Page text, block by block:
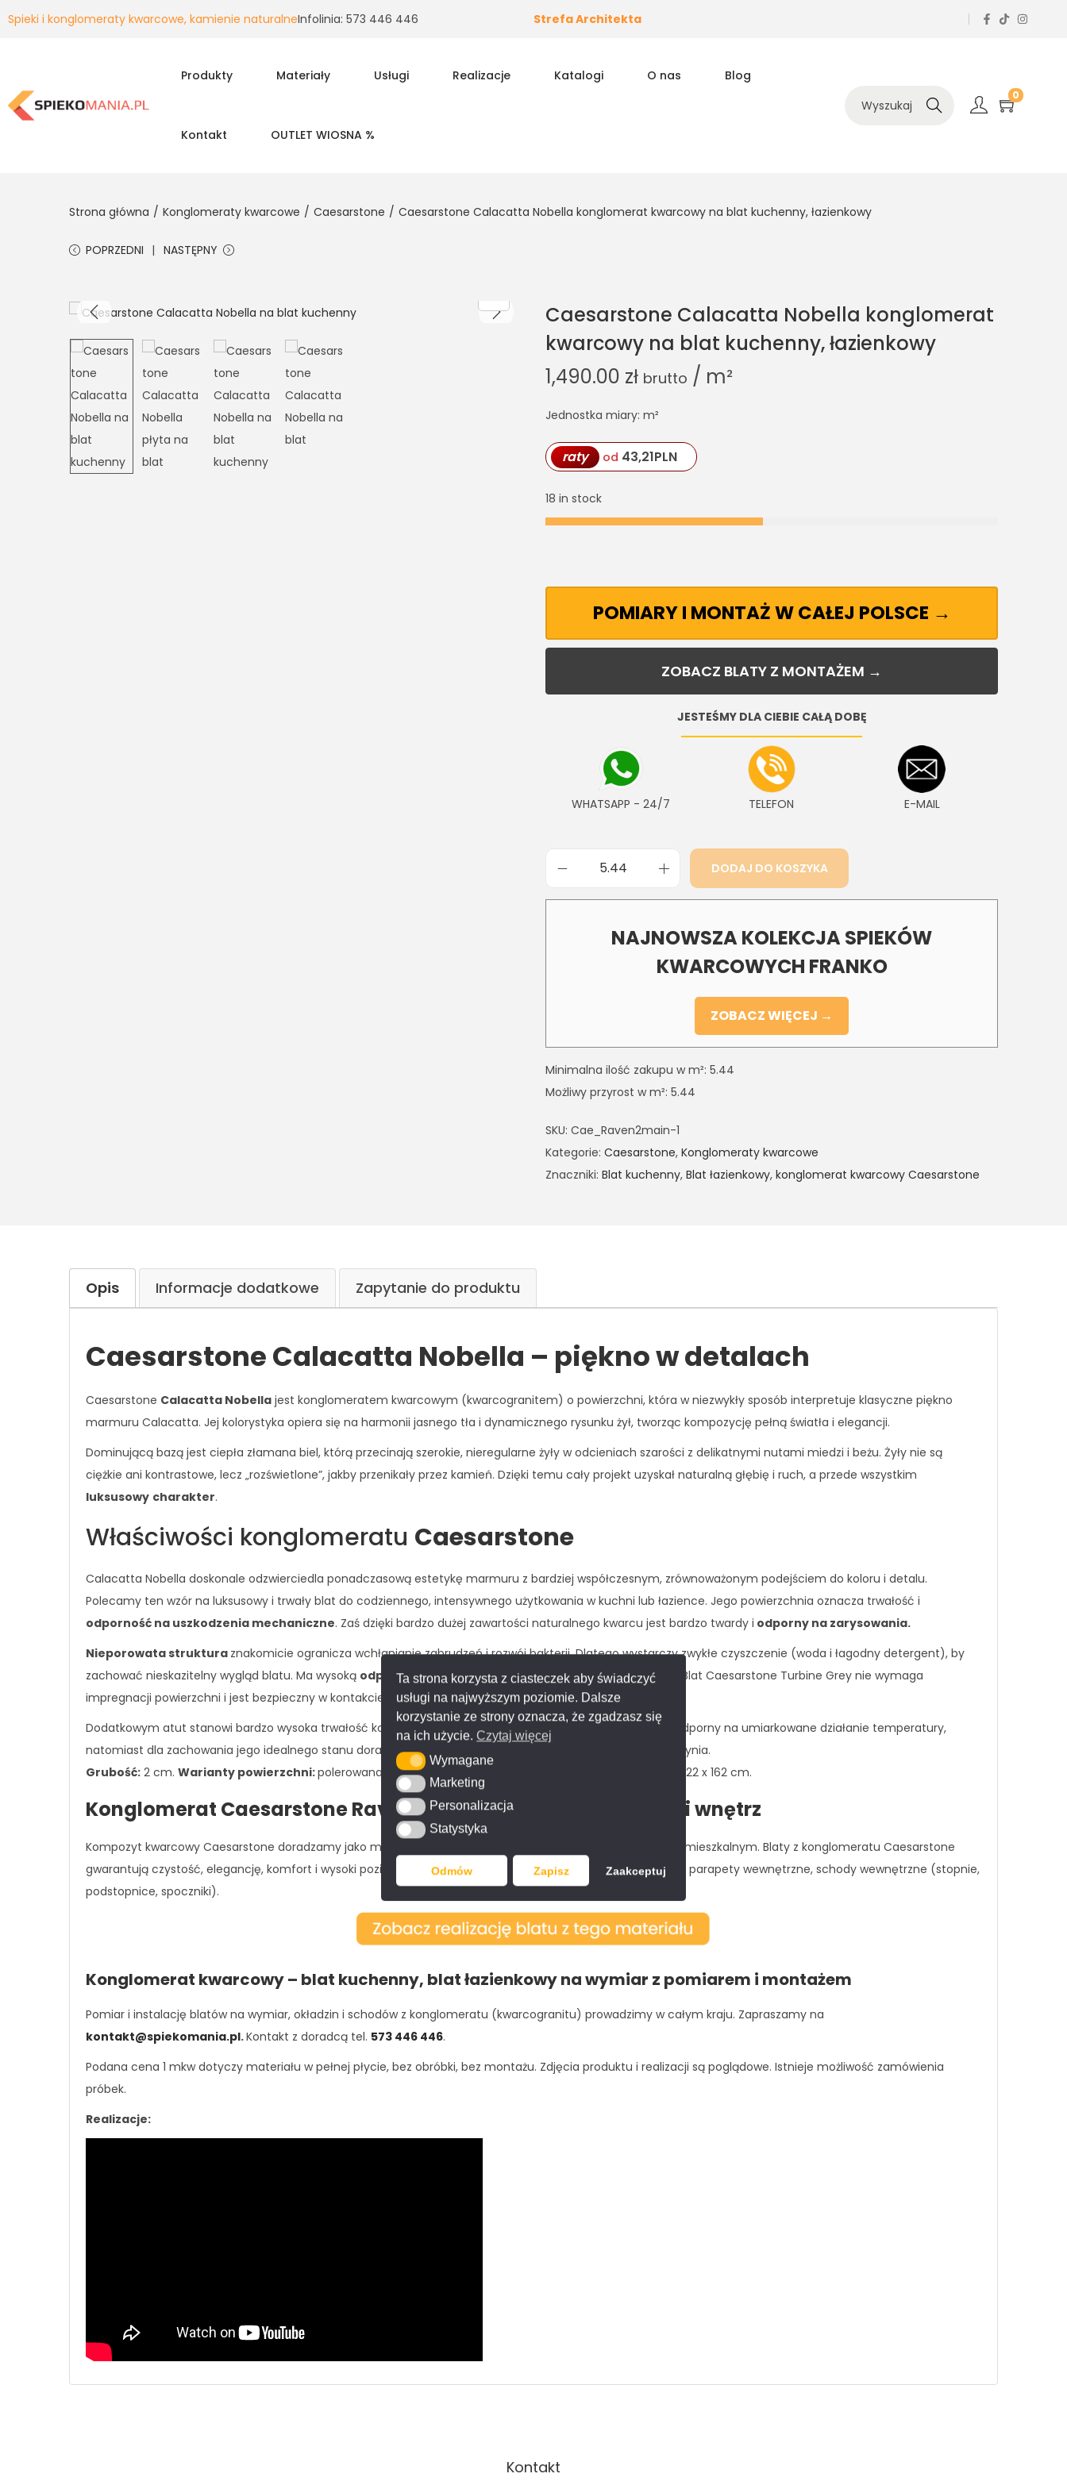
Ta strona korzysta z ciasteczek aby świadczyć
usługi na najwyższym poziomie. Dalsze
korzystanie ze strony oznacza, że zgadzasz się
na ich użycie. Czytaj więcej
WymaganeWymagane
MarketingMarketing
Personalizacja
Personalizacja
StatystykaStatystyka
Odmów Zapisz Zaakceptuj
Spieki i konglomeraty kwarcowe, kamienie naturalneInfolinia: 573 446 446 Strefa Architekta
Produkty Materiały Usługi Realizacje Katalogi O nas Blog
Kontakt OUTLET WIOSNA %
Szukaj
0
Strona główna / Konglomeraty kwarcowe / Caesarstone / Caesarstone Calacatta Nobella konglomerat kwarcowy na blat kuchenny, łazienkowy
POPRZEDNI NASTĘPNY
Caesarstone Calacatta Nobella konglomerat
kwarcowy na blat kuchenny, łazienkowy
1,490.00 zł brutto / m²
Jednostka miary: m²
raty od 43,21PLN
18 in stock
POMIARY I MONTAŻ W CAŁEJ POLSCE →
ZOBACZ BLATY Z MONTAŻEM →
JESTEŚMY DLA CIEBIE CAŁĄ DOBĘ
WHATSAPP - 24/7 TELEFON E-MAIL
DODAJ DO KOSZYKA
NAJNOWSZA KOLEKCJA SPIEKÓW
KWARCOWYCH FRANKO
ZOBACZ WIĘCEJ →
Minimalna ilość zakupu w m²: 5.44
Możliwy przyrost w m²: 5.44
SKU: Cae_Raven2main-1
Kategorie: Caesarstone, Konglomeraty kwarcowe
Znaczniki: Blat kuchenny, Blat łazienkowy, konglomerat kwarcowy Caesarstone
Opis Informacje dodatkowe Zapytanie do produktu
Caesarstone Calacatta Nobella – piękno w detalach
Caesarstone Calacatta Nobella jest konglomeratem kwarcowym (kwarcogranitem) o powierzchni, która w niezwykły sposób interpretuje klasyczne piękno
marmuru Calacatta. Jej kolorystyka opiera się na harmonii jasnego tła i dynamicznego rysunku żył, tworząc kompozycję pełną światła i elegancji.
Dominującą bazą jest ciepła złamana biel, którą przecinają szerokie, nieregularne żyły w odcieniach szarości z delikatnymi nutami miedzi i beżu. Żyły nie są
ciężkie ani kontrastowe, lecz „rozświetlone”, jakby przenikały przez kamień. Dzięki temu cały projekt uzyskał naturalną głębię i ruch, a przede wszystkim
luksusowy charakter.
Właściwości konglomeratu Caesarstone
Calacatta Nobella doskonale odzwierciedla ponadczasową estetykę marmuru z bardziej współczesnym, zrównoważonym podejściem do koloru i detalu.
Polecamy ten wzór na luksusowy i trwały blat do codziennego, intensywnego użytkowania w kuchni lub łazience. Jego powierzchnia oznacza trwałość i
odporność na uszkodzenia mechaniczne. Zaś dzięki bardzo dużej zawartości naturalnego kwarcu jest bardzo twardy i odporny na zarysowania.
Nieporowata struktura znakomicie ogranicza wchłanianie zabrudzeń i rozwój bakterii. Dlatego wystarczy zwykłe czyszczenie (woda i łagodny detergent), by
zachować nieskazitelny wygląd blatu. Ma wysoką odporność na plamyz soku z buraka, wina, kawy, olejów. Blat Caesarstone Turbine Grey nie wymaga
impregnacji powierzchni i jest bezpieczny w kontakcie z żywnością.
Dodatkowym atut stanowi bardzo wysoka trwałość kolorów blatu przez wiele lat użytkowania. Materiał jest odporny na umiarkowane działanie temperatury,
natomiast dla zachowania jego idealnego stanu doradzamy stosowanie podkładek pod bardzo gorące naczynia.
Grubość: 2 cm. Warianty powierzchni:polerowana, szlifowana. Dostępne rozmiary płyt: 305 x 142 cm, 322 x 162 cm.
Konglomerat Caesarstone Raven – zastosowanie w aranżacji wnętrz
Kompozyt kwarcowy Caesarstone doradzamy jako materiał na trwałe blaty kuchenne i łazienkowe w domu mieszkalnym. Blaty z konglomeratu Caesarstone
gwarantują czystość, elegancję, komfort i wysoki poziom zadowolenia. Konglomerat kwarcowy polecamy na parapety wewnętrzne, schody wewnętrzne (stopnie,
podstopnice, spoczniki).
Konglomerat kwarcowy – blat kuchenny, blat łazienkowy na wymiar z pomiarem i montażem
Pomiar i instalację blatów na wymiar, okładzin i schodów z konglomeratu (kwarcogranitu) prowadzimy w całym kraju. Zapraszamy na
kontakt@spiekomania.pl.Kontakt z doradcą tel. 573 446 446.
Podana cena 1 mkw dotyczy materiału w pełnej płycie, bez obróbki, bez montażu. Zdjęcia produktu i realizacji są poglądowe. Istnieje możliwość zamówienia
próbek.
Realizacje:
Kontakt